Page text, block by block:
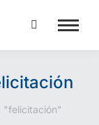
Buscar:
"felicitación"